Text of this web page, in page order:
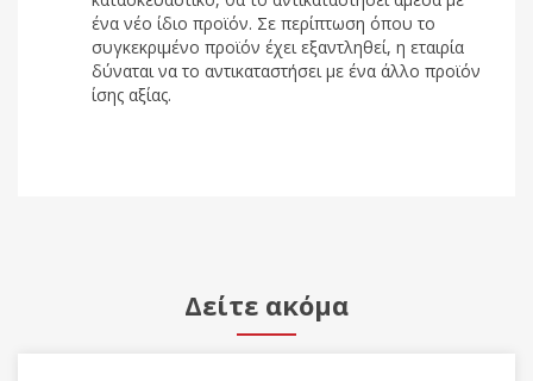
ένα νέο ίδιο προϊόν. Σε περίπτωση όπου το
συγκεκριμένο προϊόν έχει εξαντληθεί, η εταιρία
δύναται να το αντικαταστήσει με ένα άλλο προϊόν
ίσης αξίας.
Δείτε ακόμα